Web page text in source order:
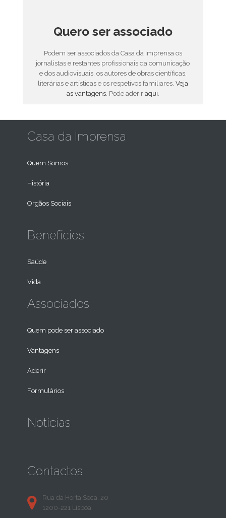
Quero ser associado
Podem ser associados da Casa da Imprensa os
jornalistas e restantes profissionais da comunicação
e dos audiovisuais, os autores de obras científicas,
literárias e artísticas e os respetivos familiares. Veja
as vantagens. Pode aderir aqui.
Casa da Imprensa
Quem Somos
História
Orgãos Sociais
Benefícios
Saúde
Vida
Associados
Quem pode ser associado
Vantagens
Aderir
Formulários
Notícias
Contactos
Rua da Horta Seca, 20
1200-221 Lisboa